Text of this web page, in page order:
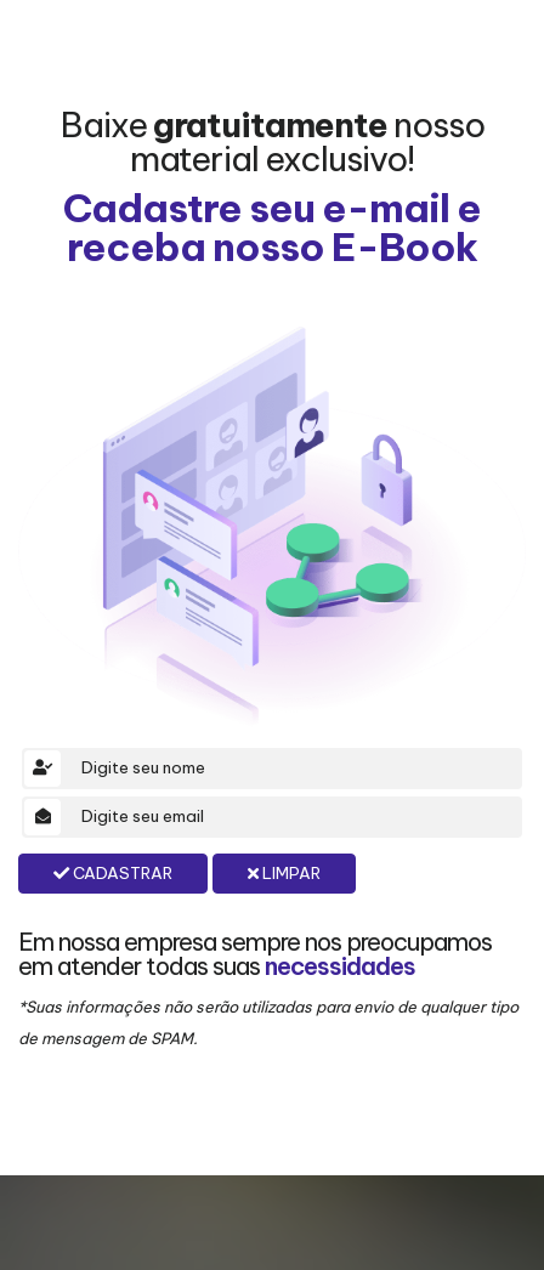
Baixegratuitamente nosso
material exclusivo!
Cadastre seu e-mail e
receba nosso E-Book
CADASTRAR LIMPAR
Em nossa empresa sempre nos preocupamos
em atender todas suas necessidades
*Suas informações não serão utilizadas para envio de qualquer tipo
de mensagem de SPAM.